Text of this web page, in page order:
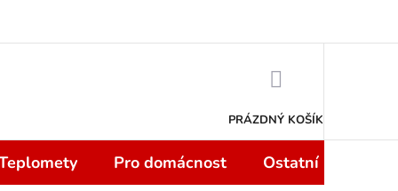
do 14 dní
PRÁZDNÝ KOŠÍK
Pro domácnost Ostatní